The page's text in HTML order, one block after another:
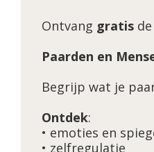
Ontvang gratis
Paarden en
Begrijp wat je
Ontdek:
• emoties en
• zelfregulatie